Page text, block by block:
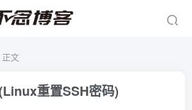
正文
重置SSH密码)